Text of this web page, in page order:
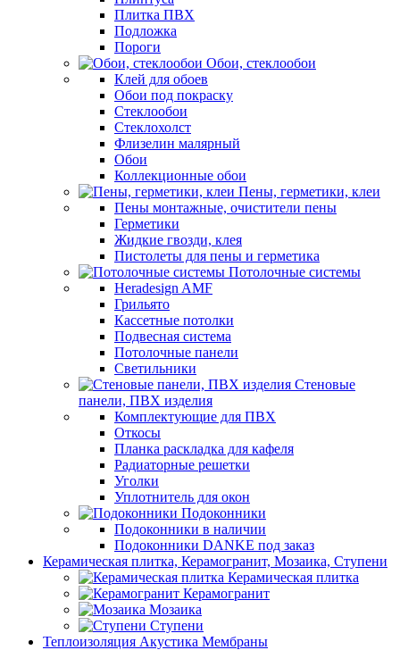
Плитка ПВХ
Подложка
Пороги
Обои, стеклообои
Клей для обоев
Обои под покраску
Стеклообои
Стеклохолст
Флизелин малярный
Обои
Коллекционные обои
Пены, герметики, клеи
Пены монтажные, очистители пены
Герметики
Жидкие гвозди, клея
Пистолеты для пены и герметика
Потолочные системы
Heradesign AMF
Грильято
Кассетные потолки
Подвесная система
Потолочные панели
Светильники
Стеновые
панели, ПВХ изделия
Комплектующие для ПВХ
Откосы
Планка раскладка для кафеля
Радиаторные решетки
Уголки
Уплотнитель для окон
Подоконники
Подоконники в наличии
Подоконники DANKE под заказ
Керамическая плитка, Керамогранит, Мозаика, Ступени
Керамическая плитка
Керамогранит
Мозаика
Ступени
Теплоизоляция Акустика Мембраны